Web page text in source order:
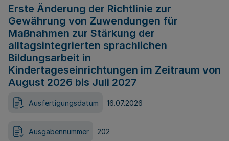
Erste Änderung der Richtlinie zur
Gewährung von Zuwendungen für
Maßnahmen zur Stärkung der
alltagsintegrierten sprachlichen
Bildungsarbeit in
Kindertageseinrichtungen im Zeitraum von
August 2026 bis Juli 2027
Ausfertigungsdatum 16.07.2026
Ausgabennummer 202